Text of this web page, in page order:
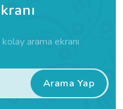
arama ekranı
Arama Yap